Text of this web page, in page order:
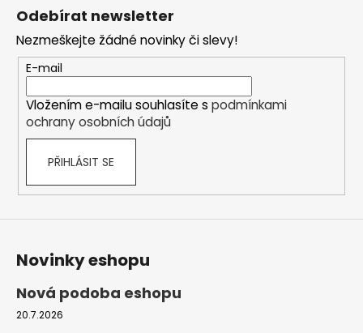
Odebírat newsletter
Nezmeškejte žádné novinky či slevy!
E-mail
Vložením e-mailu souhlasíte s podmínkami
ochrany osobních údajů
PŘIHLÁSIT SE
Novinky eshopu
Nová podoba eshopu
20.7.2026